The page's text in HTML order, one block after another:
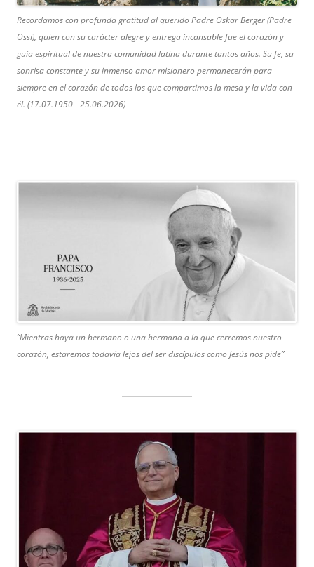
Recordamos con profunda gratitud al querido Padre Oskar Berger (Padre
Ossi), quien con su carácter alegre y entrega incansable fue el corazón y
guía espiritual de nuestra comunidad latina durante tantos años. Su fe, su
sonrisa constante y su inmenso amor misionero permanecerán para
siempre en el corazón de todos los que compartimos la mesa y la vida con
él. (17.07.1950 - 25.06.2026)
“Mientras haya un hermano o una hermana a la que cerremos nuestro
corazón, estaremos todavía lejos del ser discípulos como Jesús nos pide”